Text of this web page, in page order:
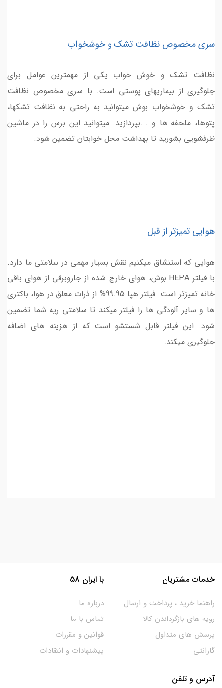
سری مخصوص نظافت تشک و خوشخواب
نظافت تشک و خوش خواب یکی از مهمترین عوامل برای
جلوگیری از بیماریهای پوستی است. با سری مخصوص نظافت
تشک و خوشخواب بوش میتوانید به راحتی به نظافت تشکها،
پتوها، ملحفه ها و ...بپردازید. میتوانید این برس را در ماشین
ظرفشویی بشورید تا بهداشت محل خوابتان تضمین شود.
هوایی تمیزتر از قبل
هوایی که استنشاق میکنیم نقش بسیار مهمی در سلامتی ما دارد.
با فیلتر HEPA بوش، هوای خارج شده از جاروبرقی از هوای باقی
خانه تمیزتر است. فیلتر هپا 99.95% از ذرات معلق در هوا، باکتری
ها و سایر آلودگی ها را فیلتر میکند تا سلامتی ریه شما تضمین
شود. این فیلتر قابل شستشو است که از هزینه های اضافه
جلوگیری میکند.
خدمات مشتریان
راهنما خرید ، پرداخت و ارسال
رویه های بازگرداندن کالا
پرسش های متداول
گارانتی
با ایران 58
درباره ما
تماس با ما
قوانین و مقررات
پیشنهادات و انتقادات
آدرس و تلفن